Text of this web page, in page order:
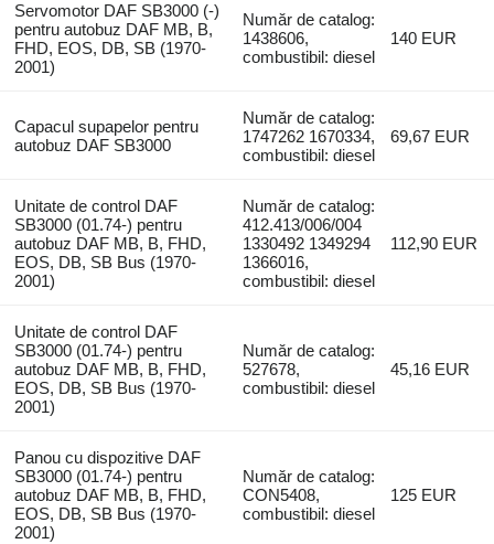
Servomotor DAF SB3000 (-)
pentru autobuz DAF MB, B,
FHD, EOS, DB, SB (1970-
2001)
Număr de catalog:
1438606,
combustibil: diesel
140 EUR
Capacul supapelor pentru
autobuz DAF SB3000
Număr de catalog:
1747262 1670334,
combustibil: diesel
69,67 EUR
Unitate de control DAF
SB3000 (01.74-) pentru
autobuz DAF MB, B, FHD,
EOS, DB, SB Bus (1970-
2001)
Număr de catalog:
412.413/006/004
1330492 1349294
1366016,
combustibil: diesel
112,90 EUR
Unitate de control DAF
SB3000 (01.74-) pentru
autobuz DAF MB, B, FHD,
EOS, DB, SB Bus (1970-
2001)
Număr de catalog:
527678,
combustibil: diesel
45,16 EUR
Panou cu dispozitive DAF
SB3000 (01.74-) pentru
autobuz DAF MB, B, FHD,
EOS, DB, SB Bus (1970-
2001)
Număr de catalog:
CON5408,
combustibil: diesel
125 EUR